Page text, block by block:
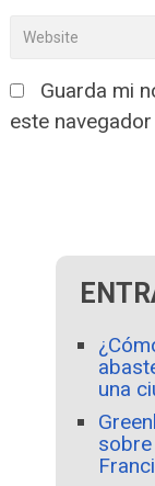
Guarda mi
este
una